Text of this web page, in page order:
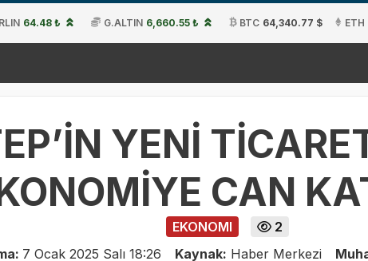
64.48 ₺ G.ALTIN 6,660.55 ₺ BTC 64,340.77 $ ETH
YENİ
CAN
EKONOMI
2
7 Ocak 2025 Salı 18:26 Kaynak: Haber Merkezi